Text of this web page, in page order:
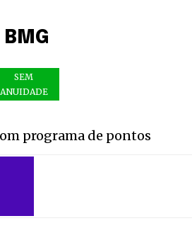
BMG
SEM
ANUIDADE
programa de pontos